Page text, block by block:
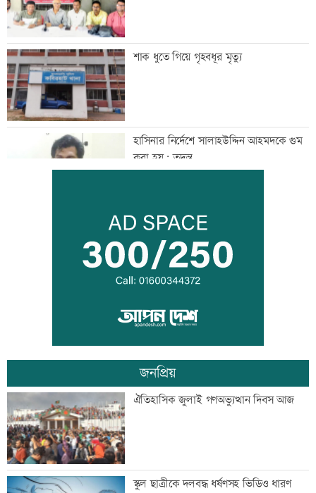
শাক ধুতে গিয়ে গৃহবধূর মৃত্যু
হাসিনার নির্দেশে সালাহউদ্দিন আহমদকে গুম
করা হয়: তদন্ত
তরুণদের নেতৃত্বেই প্রযুক্তিনির্ভর উন্নয়ন হবে:
তথ্যপ্রযুক্তিমন্ত্রী
লক্ষ্মীপুর জেলা প্রশাসনের ১৪ কর্মকর্তা-
কর্মচারীর বিদায়ী সংবর্ধনা
সব শর্ত মেনে নিলে হরমুজ খুলবো: ইরান
মেসির বাবা মারা গেছেন
জনপ্রিয়
ঐতিহাসিক জুলাই গণঅভ্যুত্থান দিবস আজ
স্কুল ছাত্রীকে দলবদ্ধ ধর্ষণসহ ভিডিও ধারণ